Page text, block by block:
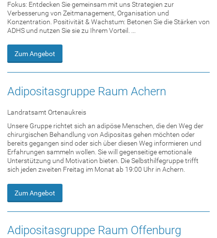
Fokus: Entdecken Sie gemeinsam mit uns Strategien zur
Verbesserung von Zeitmanagement, Organisation und
Konzentration. Positivität & Wachstum: Betonen Sie die Stärken von
ADHS und nutzen Sie sie zu Ihrem Vorteil. ...
Zum Angebot
Adipositasgruppe Raum Achern
Landratsamt Ortenaukreis
Unsere Gruppe richtet sich an adipöse Menschen, die den Weg der
chirurgischen Behandlung von Adipositas gehen möchten oder
bereits gegangen sind oder sich über diesen Weg informieren und
Erfahrungen sammeln wollen. Sie will gegenseitige emotionale
Unterstützung und Motivation bieten. Die Selbsthilfegruppe trifft
sich jeden zweiten Freitag im Monat ab 19:00 Uhr in Achern.
Zum Angebot
Adipositasgruppe Raum Offenburg